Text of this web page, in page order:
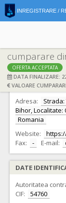
INREGISTRARE /
cumparare
OFERTA ACCEPTATA
DATA FINALIZARE:
VALOARE
DATE
Ofertant: S.C.
Adresa:
Strada:
Bihor, Localitate:
Romania
Website:
Fax:
- E-mail:
DATE
Autoritatea
CIF:
54760